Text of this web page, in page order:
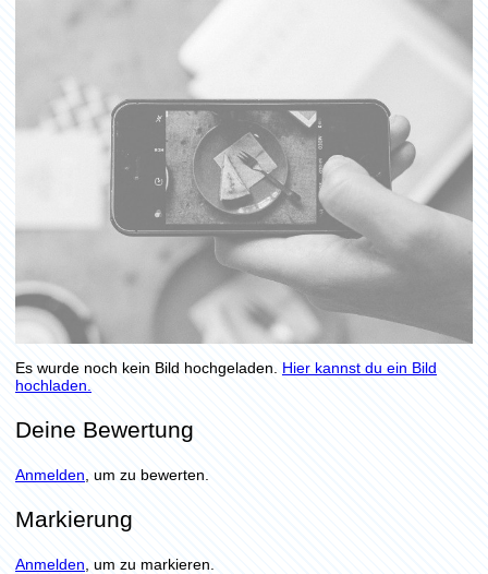
Es wurde noch kein Bild hochgeladen. Hier kannst du ein Bild
hochladen.
Deine Bewertung
Anmelden , um zu bewerten.
Markierung
Anmelden , um zu markieren.